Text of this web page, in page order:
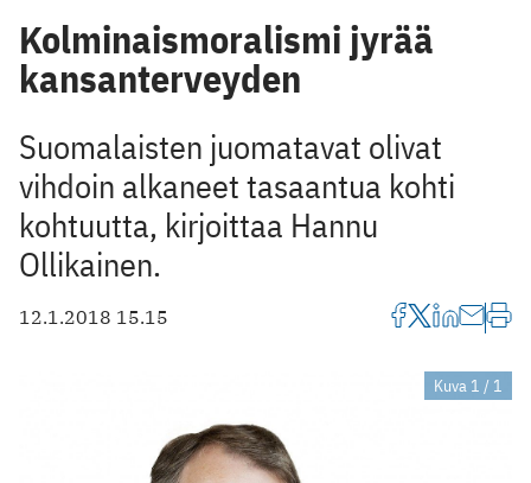
Kolminaismoralismi jyrää
kansanterveyden
Suomalaisten juomatavat olivat
vihdoin alkaneet tasaantua kohti
kohtuutta, kirjoittaa Hannu
Ollikainen.
12.1.2018 15.15
Kuva 1 / 1